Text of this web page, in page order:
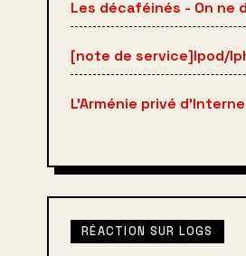
Les décaféinés - On ne
[note de service]Ipod/
L'Arménie privé
RÉACTION SUR LOGS